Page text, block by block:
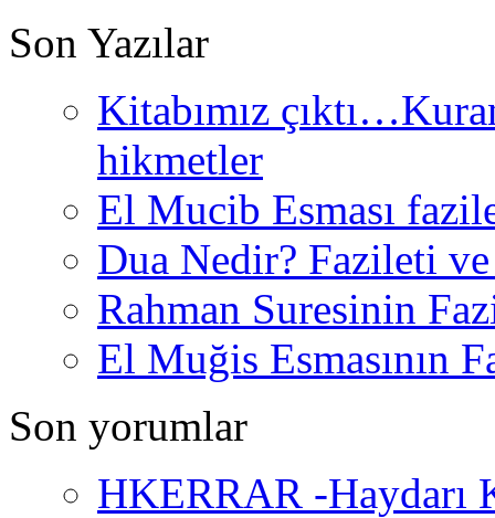
Son Yazılar
Kitabımız
hikmetler
El Mucib Esması
Dua Nedir? Fazileti
Rahman Suresinin
El Muğis Esmasının
Son yorumlar
HKERRAR -Haydarı